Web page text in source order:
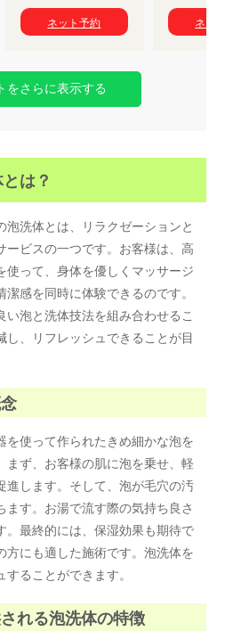
ネット予約 ネッ
をさらに表示する
は？
泡洗体とは、リラクゼーションと
ービスの一つです。お客様は、高
使って、身体を優しくマッサージ
感を同時に体験できるのです。
泡と洗体技法を組み合わせるこ
し、リフレッシュできることが目
を使って作られたきめ細かな泡を
まず、お客様の肌に泡を乗せ、軽
進します。そして、泡が毛穴の汚
す。お湯で流す際の気持ち良さ
。最終的には、保湿効果も期待で
方にも適した施術です。泡洗体を
ることができます。
れる泡洗体の特徴